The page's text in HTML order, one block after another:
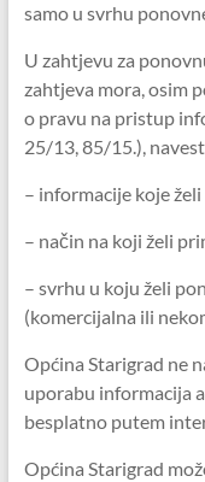
samo u svrhu
U zahtjevu za
zahtjeva mora, osim
o pravu na pristup
25/13, 85/15.),
– informacije koje
– način na koji želi
– svrhu u koju želi
(komercijalna ili
Općina Starigrad ne
uporabu informacija
besplatno putem
Općina Starigrad